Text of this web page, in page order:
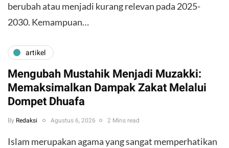
berubah atau menjadi kurang relevan pada 2025-
2030. Kemampuan…
artikel
Mengubah Mustahik Menjadi Muzakki:
Memaksimalkan Dampak Zakat Melalui
Dompet Dhuafa
By Redaksi Agustus 6, 2026 2 Mins read
Islam merupakan agama yang sangat memperhatikan